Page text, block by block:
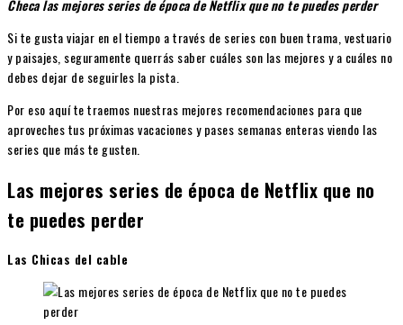
Checa las mejores series de época de Netflix que no te puedes perder
Si te gusta viajar en el tiempo a través de series con buen trama, vestuario
y paisajes, seguramente querrás saber cuáles son las mejores y a cuáles no
debes dejar de seguirles la pista.
Por eso aquí te traemos nuestras mejores recomendaciones para que
aproveches tus próximas vacaciones y pases semanas enteras viendo las
series que más te gusten.
Las mejores series de época de Netflix que no
te puedes perder
Las Chicas del cable